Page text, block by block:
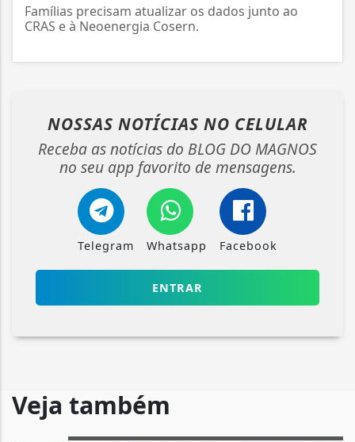
Famílias precisam atualizar os dados junto ao
CRAS e à Neoenergia Cosern.
NOSSAS NOTÍCIAS NO CELULAR
Receba as notícias do BLOG DO MAGNOS
no seu app favorito de mensagens.
Telegram Whatsapp Facebook
ENTRAR
Veja também